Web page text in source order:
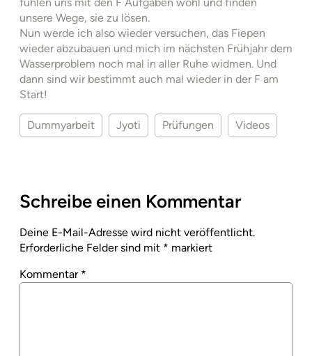
unsere Wege, sie zu lösen.
Nun werde ich also wieder versuchen, das Fiepen
wieder abzubauen und mich im nächsten Frühjahr dem
Wasserproblem noch mal in aller Ruhe widmen. Und
dann sind wir bestimmt auch mal wieder in der F am
Start!
Dummyarbeit Jyoti Prüfungen Videos
Schreibe einen Kommentar
Deine E-Mail-Adresse wird nicht veröffentlicht.
Erforderliche Felder sind mit * markiert
Kommentar *